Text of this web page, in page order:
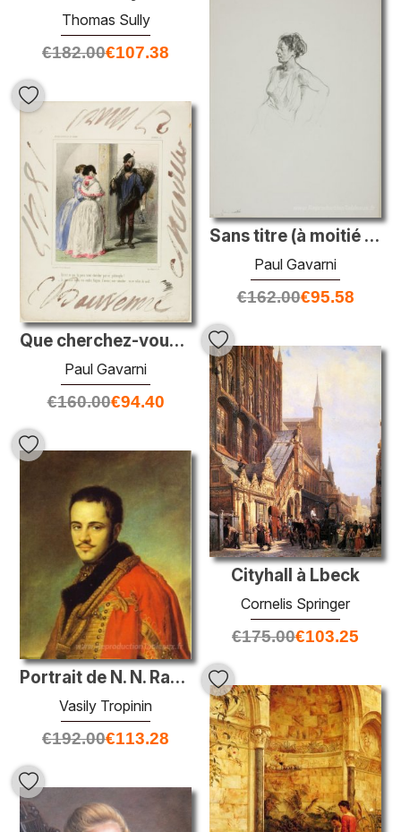
Thomas Sully
€182.00€107.38
Sans titre (à moitié ivre)
Paul Gavarni
€162.00€95.58
Que cherchez-vous ici, philosophe?
Paul Gavarni
€160.00€94.40
Cityhall à Lbeck
Cornelis Springer
€175.00€103.25
Portrait de N. N. Rayevsky Jr
Vasily Tropinin
€192.00€113.28